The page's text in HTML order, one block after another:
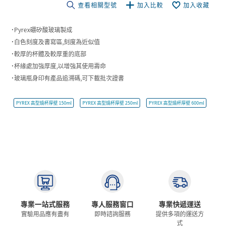
查看相關型號 加入比較 加入收藏
˙Pyrex硼矽酸玻璃製成
˙白色刻度及書寫區,刻度為近似值
˙較厚的杯體及較厚重的底部
˙杯緣處加強厚度,以增強其使用壽命
˙玻璃瓶身印有產品追溯碼,可下載批次證書
PYREX 高型燒杯厚壁 150ml PYREX 高型燒杯厚壁 250ml PYREX 高型燒杯厚壁 600ml
專業一站式服務
實驗用品應有盡有
專人服務窗口
即時諮詢服務
專業快遞運送
提供多項的運送方
式